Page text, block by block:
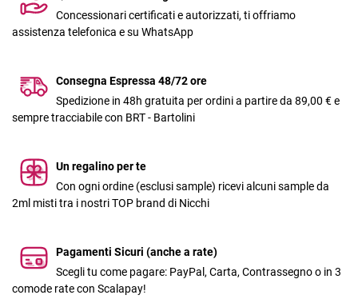
Concessionari certificati e autorizzati, ti offriamo
assistenza telefonica e su WhatsApp
Consegna Espressa 48/72 ore
Spedizione in 48h gratuita per ordini a partire da 89,00 € e
sempre tracciabile con BRT - Bartolini
Un regalino per te
Con ogni ordine (esclusi sample) ricevi alcuni sample da
2ml misti tra i nostri TOP brand di Nicchi
Pagamenti Sicuri (anche a rate)
Scegli tu come pagare: PayPal, Carta, Contrassegno o in 3
comode rate con Scalapay!